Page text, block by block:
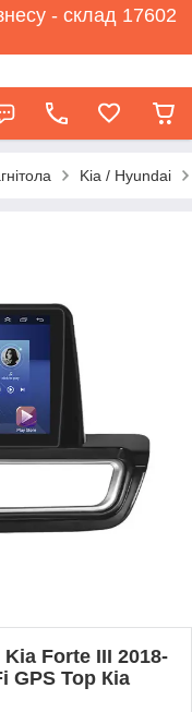
- склад 17602
Kia / Hyundai
Forte III 2018-
GPS Top Кіа